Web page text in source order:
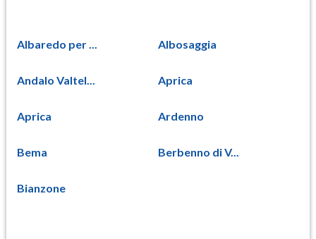
Albaredo per ... Albosaggia
Andalo Valtel... Aprica
Aprica Ardenno
Bema Berbenno di V...
Bianzone